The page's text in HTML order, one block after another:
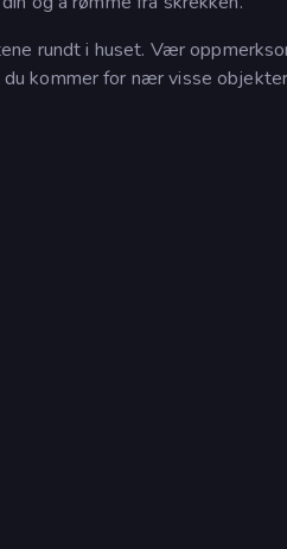
rundt i huset. Vær
kommer for nær visse